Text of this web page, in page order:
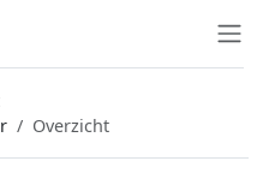
Overzicht